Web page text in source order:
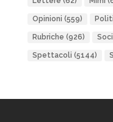
Opinioni (559)
Rubriche (926)
Spettacoli (5144)